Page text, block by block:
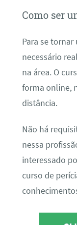
Como ser
Para se
necessário
na área. O
forma online,
distância.
Não há
nessa
interessado
curso de